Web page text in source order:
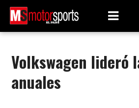
Volkswagen lideró
anuales